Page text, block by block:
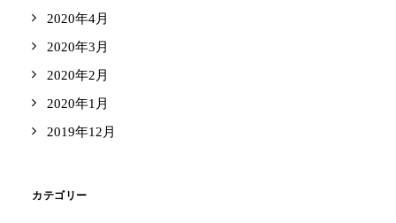
2020年4月
2020年3月
2020年2月
2020年1月
2019年12月
カテゴリー